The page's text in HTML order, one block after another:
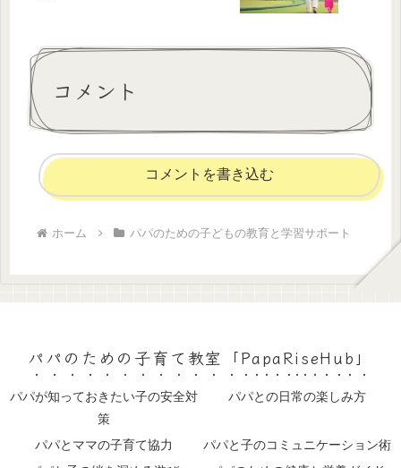
コメント
コメントを書き込む
ホーム パパのための子どもの教育と学習サポート
パパのための子育て教室「PapaRiseHub」
パパが知っておきたい子の安全対
策
パパとの日常の楽しみ方
パパとママの子育て協力
パパと子のコミュニケーション術